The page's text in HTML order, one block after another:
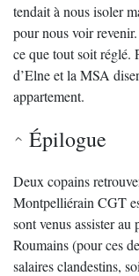
tendait à nous isoler
pour nous voir
ce que tout soit réglé.
d’Elne et la MSA
appartement.
Épilogue
Deux copains
Montpelliérain CGT
sont venus assister au
Roumains (pour ces
salaires clandestins,